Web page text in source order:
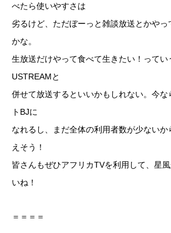
べたら使いやすさは
劣るけど、ただぼーっと雑談放送とかや
かな。
生放送だけやって食べて生きたい！ってい
USTREAMと
併せて放送するといいかもしれない。今な
トBJに
なれるし、まだ全体の利用者数が少ないか
えそう！
皆さんもぜひアフリカTVを利用して、星
いね！
＝＝＝＝